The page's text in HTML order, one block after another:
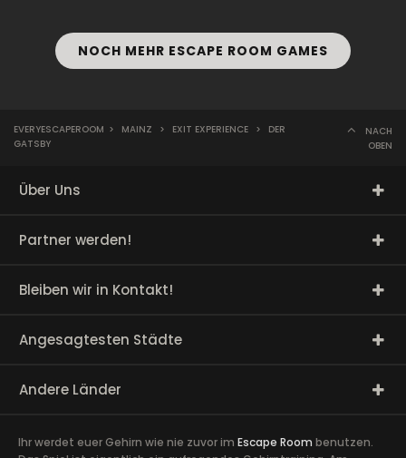
NOCH MEHR ESCAPE ROOM GAMES
EVERYESCAPEROOM > MAINZ > EXIT EXPERIENCE >
DER
GATSBY
NACH
OBEN
Über Uns
Partner werden!
Bleiben wir in Kontakt!
Angesagtesten Städte
Andere Länder
Ihr werdet euer Gehirn wie nie zuvor im Escape Room benutzen.